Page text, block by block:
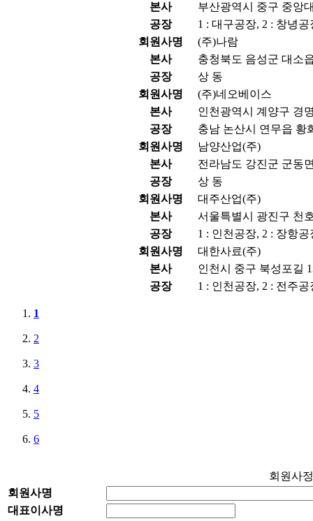
본사
부산광역시 중구 중앙
공장
1 : 대구공장, 2 : 창녕공
회원사명
(주)나람
본사
충청북도 음성군 대소
공장
상 동
회원사명
(주)네오베이스
본사
인천광역시 계양구 경
공장
충남 논산시 연무읍 황
회원사명
남양산업(주)
본사
전라남도 강진군 군동
공장
상 동
회원사명
대주산업(주)
본사
서울특별시 광진구 천
공장
1 : 인천공장, 2 : 장항공
회원사명
대한사료(주)
본사
인천시 중구 북성포길
공장
1 : 인천공장, 2 : 전주
1
2
3
4
5
6
회원사
회원사명
대표이사명